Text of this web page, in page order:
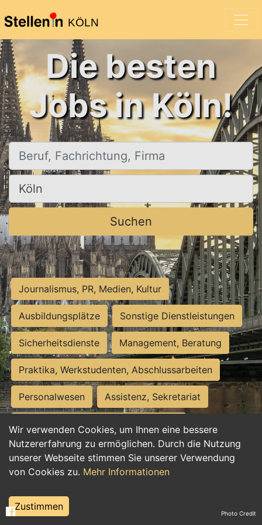
KÖLN
Wir verwenden Cookies, um Ihnen eine bessere
Nutzererfahrung zu ermöglichen. Durch die Nutzung
unserer Webseite stimmen Sie unserer Verwendung
von Cookies zu. Mehr Informationen
Zustimmen
Die besten
Jobs in Köln!
Beruf, Fachrichtung, Firma
Ort, Stadt
Suchen
Journalismus, PR, Medien, Kultur
Ausbildungsplätze Sonstige Dienstleistungen
Sicherheitsdienste Management, Beratung
Praktika, Werkstudenten, Abschlussarbeiten
Personalwesen Assistenz, Sekretariat
Hilfskräfte, Aushilfs- und Nebenjobs
Einkauf, Logistik, Materialwirtschaft
Weiterbildung, Studium, duale Ausbildung
Tourismus
Photo Credit